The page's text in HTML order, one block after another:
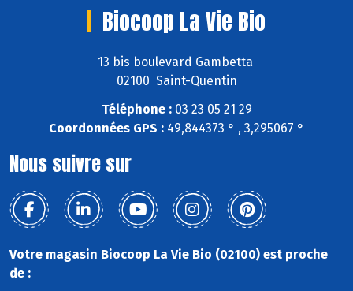
Biocoop La Vie Bio
13 bis boulevard Gambetta
02100 Saint-Quentin
Téléphone :03 23 05 21 29
Coordonnées GPS : 49,844373 ° , 3,295067 °
Nous suivre sur
Votre magasin Biocoop La Vie Bio (02100) est proche
de :